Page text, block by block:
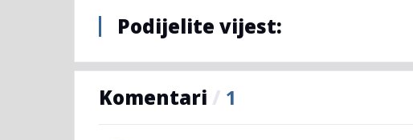
Podijelite vijest:
Komentari / 1